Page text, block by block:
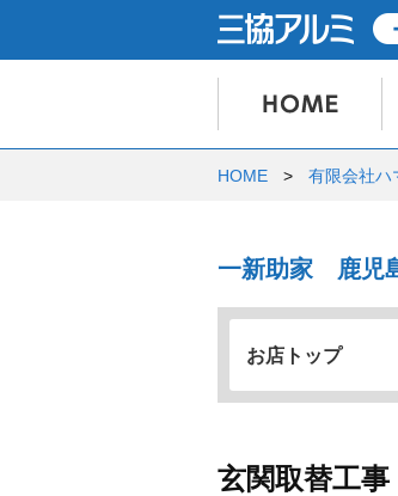
HOME 有限会社ハ
一新助家 鹿児
お店トップ
玄関取替工事